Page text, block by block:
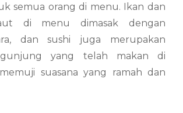
semua orang di menu. Ikan dan
di menu dimasak dengan
dan sushi juga merupakan
yang telah makan di
suasana yang ramah dan